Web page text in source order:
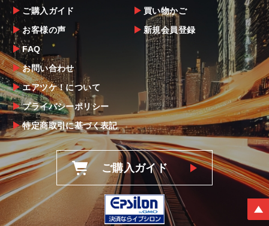
ご購入ガイド
お客様の声
FAQ
お問い合わせ
エアツケ！について
プライバシーポリシー
特定商取引に基づく表記
買い物かご
新規会員登録
ご購入ガイド